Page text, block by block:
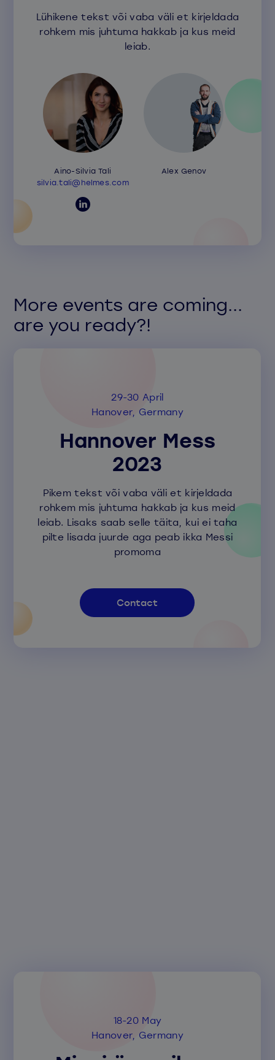
Lühikene tekst või vaba väli et kirjeldada
rohkem mis juhtuma hakkab ja kus meid
leiab.
Aino-Silvia Tali
silvia.tali@helmes.com
Alex Genov
More events are coming...
are you ready?!
29-30 April
Hanover, Germany
Hannover Mess
2023
Pikem tekst või vaba väli et kirjeldada
rohkem mis juhtuma hakkab ja kus meid
leiab. Lisaks saab selle täita, kui ei taha
pilte lisada juurde aga peab ikka Messi
promoma
Contact
18-20 May
Hanover, Germany